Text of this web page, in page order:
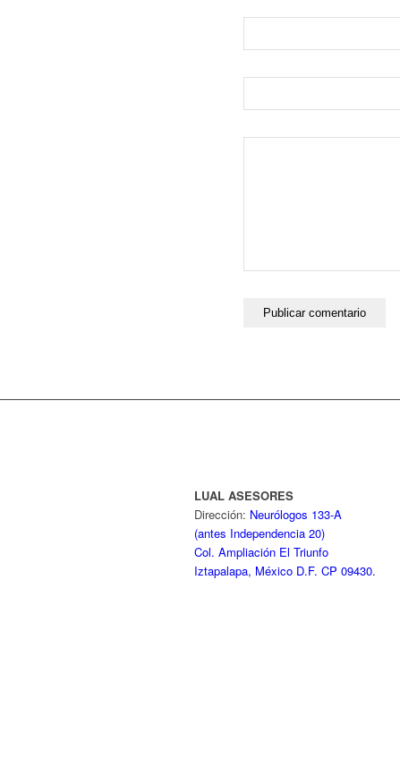
LUAL ASESORES
Dirección: Neurólogos 133-A
(antes Independencia 20)
Col. Ampliación El Triunfo
Iztapalapa, México D.F. CP 09430.